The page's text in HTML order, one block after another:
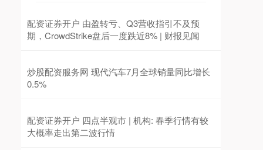
配资证券开户 由盈转亏、Q3营收指引不及预
期，CrowdStrike盘后一度跌近8% | 财报见闻
炒股配资服务网 现代汽车7月全球销量同比增长
0.5%
配资证券开户 四点半观市 | 机构: 春季行情有较
大概率走出第二波行情